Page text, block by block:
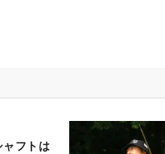
ャフトは